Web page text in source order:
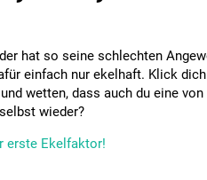
hat so seine schlechten
einfach nur ekelhaft. Klick
wetten, dass auch du eine
wieder?
erste Ekelfaktor!